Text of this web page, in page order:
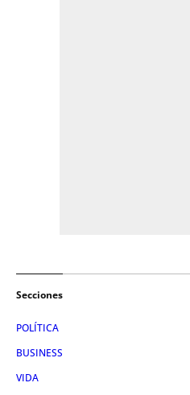
Secciones
POLÍTICA
BUSINESS
VIDA